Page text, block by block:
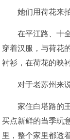
她们用荷花来拍
在平江路、十全
穿着汉服，与荷花
衬衫，在荷花的映
对于老苏州来说
家住白塔路的王
买点新鲜的当季玩
里，整个家里都透